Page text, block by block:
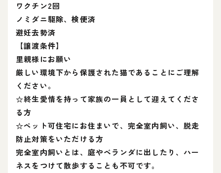
ワクチン2回
ノミダニ駆除、検便済
避妊去勢済
【譲渡条件】
里親様にお願い
厳しい環境下から保護された猫であることにご理解
ください。
☆終生愛情を持って家族の一員として迎えてくださ
る方
☆ペット可住宅にお住まいで、完全室内飼い、脱走
防止対策をいただける方
完全室内飼いとは、庭やベランダに出したり、ハー
ネスをつけて散歩することも不可です。